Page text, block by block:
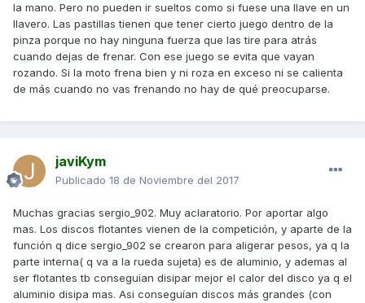
la mano. Pero no pueden ir sueltos como si fuese una llave en un
llavero. Las pastillas tienen que tener cierto juego dentro de la
pinza porque no hay ninguna fuerza que las tire para atrás
cuando dejas de frenar. Con ese juego se evita que vayan
rozando. Si la moto frena bien y ni roza en exceso ni se calienta
de más cuando no vas frenando no hay de qué preocuparse.
javiKym
Publicado 18 de Noviembre del 2017
Muchas gracias sergio_902. Muy aclaratorio. Por aportar algo
mas. Los discos flotantes vienen de la competición, y aparte de la
función q dice sergio_902 se crearon para aligerar pesos, ya q la
parte interna( q va a la rueda sujeta) es de aluminio, y ademas al
ser flotantes tb conseguían disipar mejor el calor del disco ya q el
aluminio disipa mas. Asi conseguían discos más grandes (con